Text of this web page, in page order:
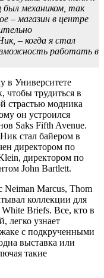
был механиком, так
– магазин в центре
– когда я стал
работать в
в Университете
чтобы трудиться в
страстью модника
он устроился
Saks Fifth Avenue.
стал байером в
директором по
директором по
John Bartlett.
Neiman Marcus, Thom
коллекции для
Briefs. Все, кто в
легко узнает
с подкрученными
выставка или
такие